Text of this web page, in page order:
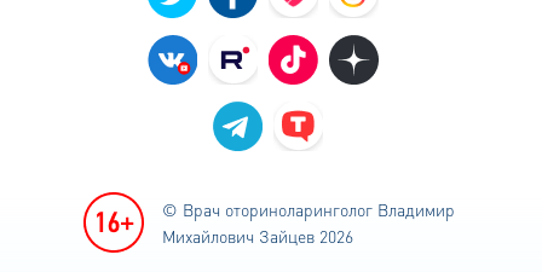
© Врач оториноларинголог Владимир
Михайлович Зайцев 2026